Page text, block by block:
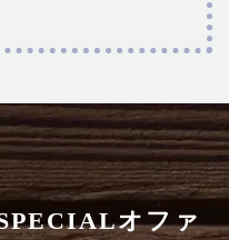
オファ